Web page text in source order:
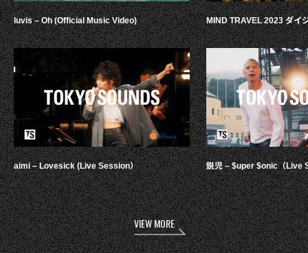
luvis – Oh (Official Music Video)
aimi – Lovesick (Live Session）
MIND TRAVEL 2023 ダイ
鋭児 – $uper $onic（Live
VIEW MORE